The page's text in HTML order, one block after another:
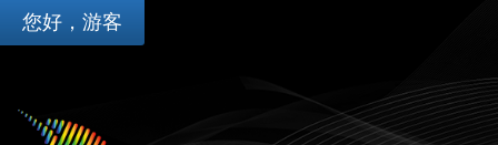
您好，游客